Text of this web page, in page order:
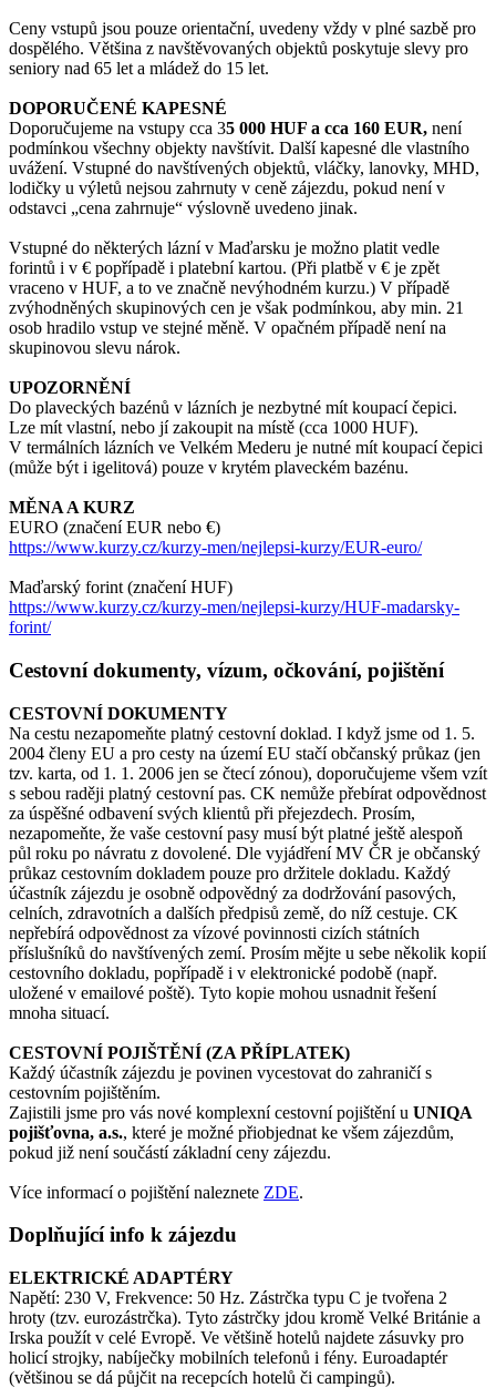
Ceny vstupů jsou pouze orientační, uvedeny vždy v plné sazbě pro
dospělého. Většina z navštěvovaných objektů poskytuje slevy pro
seniory nad 65 let a mládež do 15 let.
DOPORUČENÉ KAPESNÉ
Doporučujeme na vstupy cca 35 000 HUF a cca 160 EUR, není
podmínkou všechny objekty navštívit. Další kapesné dle vlastního
uvážení. Vstupné do navštívených objektů, vláčky, lanovky, MHD,
lodičky u výletů nejsou zahrnuty v ceně zájezdu, pokud není v
odstavci „cena zahrnuje“ výslovně uvedeno jinak.
Vstupné do některých lázní v Maďarsku je možno platit vedle
forintů i v € popřípadě i platební kartou. (Při platbě v € je zpět
vraceno v HUF, a to ve značně nevýhodném kurzu.) V případě
zvýhodněných skupinových cen je však podmínkou, aby min. 21
osob hradilo vstup ve stejné měně. V opačném případě není na
skupinovou slevu nárok.
UPOZORNĚNÍ
Do plaveckých bazénů v lázních je nezbytné mít koupací čepici.
Lze mít vlastní, nebo jí zakoupit na místě (cca 1000 HUF).
V termálních lázních ve Velkém Mederu je nutné mít koupací čepici
(může být i igelitová) pouze v krytém plaveckém bazénu.
MĚNA A KURZ
EURO (značení EUR nebo €)
https://www.kurzy.cz/kurzy-men/nejlepsi-kurzy/EUR-euro/
Maďarský forint (značení HUF)
https://www.kurzy.cz/kurzy-men/nejlepsi-kurzy/HUF-madarsky-
forint/
Cestovní dokumenty, vízum, očkování, pojištění
CESTOVNÍ DOKUMENTY
Na cestu nezapomeňte platný cestovní doklad. I když jsme od 1. 5.
2004 členy EU a pro cesty na území EU stačí občanský průkaz (jen
tzv. karta, od 1. 1. 2006 jen se čtecí zónou), doporučujeme všem vzít
s sebou raději platný cestovní pas. CK nemůže přebírat odpovědnost
za úspěšné odbavení svých klientů při přejezdech. Prosím,
nezapomeňte, že vaše cestovní pasy musí být platné ještě alespoň
půl roku po návratu z dovolené. Dle vyjádření MV ČR je občanský
průkaz cestovním dokladem pouze pro držitele dokladu. Každý
účastník zájezdu je osobně odpovědný za dodržování pasových,
celních, zdravotních a dalších předpisů země, do níž cestuje. CK
nepřebírá odpovědnost za vízové povinnosti cizích státních
příslušníků do navštívených zemí. Prosím mějte u sebe několik kopií
cestovního dokladu, popřípadě i v elektronické podobě (např.
uložené v emailové poště). Tyto kopie mohou usnadnit řešení
mnoha situací.
CESTOVNÍ POJIŠTĚNÍ (ZA PŘÍPLATEK)
Každý účastník zájezdu je povinen vycestovat do zahraničí s
cestovním pojištěním.
Zajistili jsme pro vás nové komplexní cestovní pojištění u UNIQA
pojišťovna, a.s., které je možné přiobjednat ke všem zájezdům,
pokud již není součástí základní ceny zájezdu.
Více informací o pojištění naleznete ZDE.
Doplňující info k zájezdu
ELEKTRICKÉ ADAPTÉRY
Napětí: 230 V, Frekvence: 50 Hz. Zástrčka typu C je tvořena 2
hroty (tzv. eurozástrčka). Tyto zástrčky jdou kromě Velké Británie a
Irska použít v celé Evropě. Ve většině hotelů najdete zásuvky pro
holicí strojky, nabíječky mobilních telefonů i fény. Euroadaptér
(většinou se dá půjčit na recepcích hotelů či campingů).